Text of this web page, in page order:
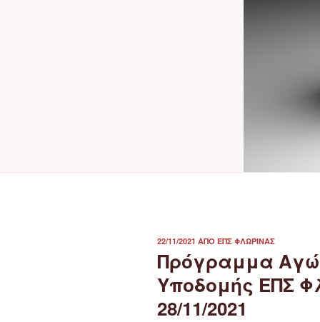
ΔΗΜΟΣΙΕΎΤΗΚΕ
22/11/2021 ΑΠΌ ΕΠΣ ΦΛΏΡΙΝΑΣ
Πρόγραμμα
Υποδομής ΕΠΣ
28/11/2021